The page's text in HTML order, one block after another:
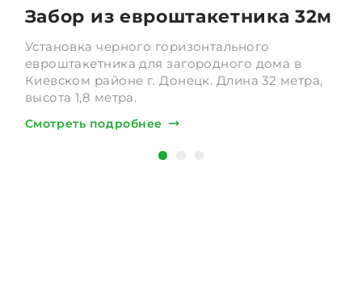
Забор из евроштакетника 32м
Установка черного горизонтального
евроштакетника для загородного дома в
Киевском районе г. Донецк. Длина 32 метра,
высота 1,8 метра.
Смотреть подробнее